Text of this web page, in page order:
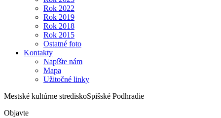
Rok 2022
Rok 2019
Rok 2018
Rok 2015
Ostatné foto
Kontakty
Napíšte nám
Mapa
Užitočné linky
Mestské kultúrne strediskoSpišské Podhradie
Objavte